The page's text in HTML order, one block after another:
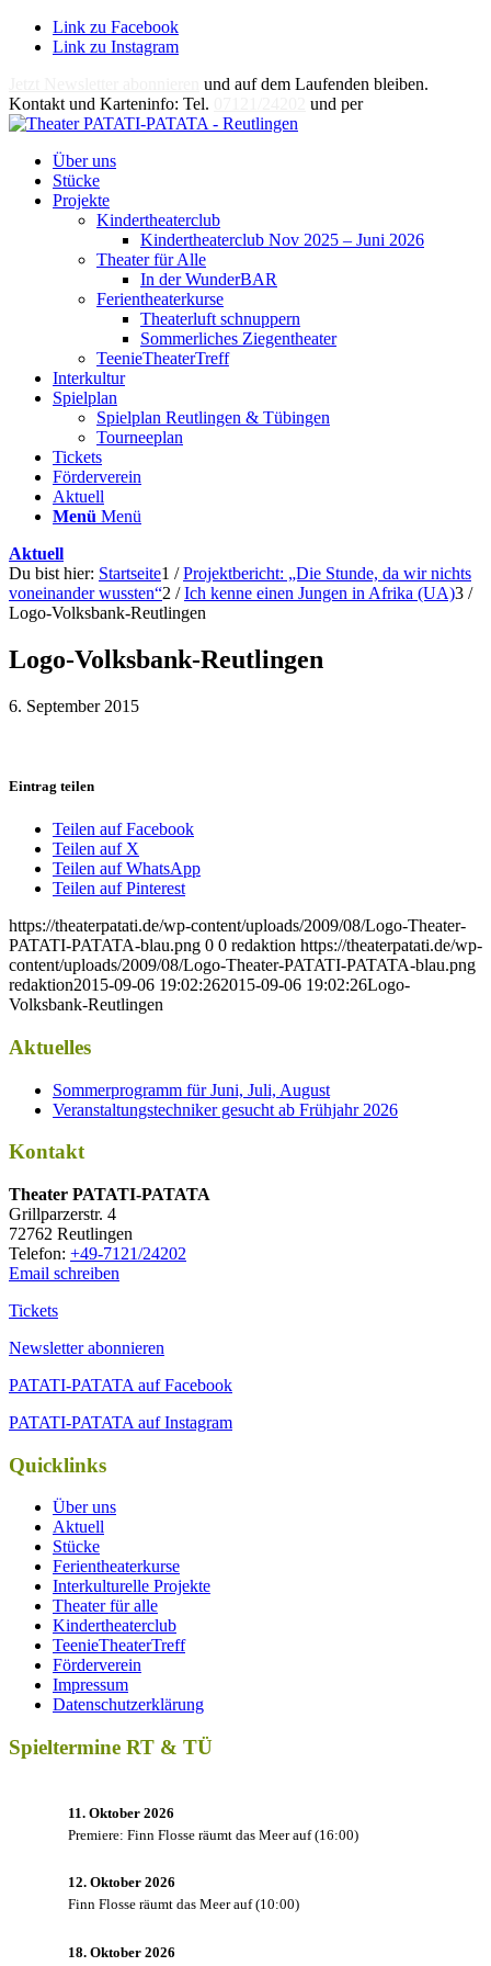
Link zu Facebook
Link zu Instagram
und auf dem Laufenden bleiben.
Kontakt und Karteninfo: Tel.
und per
Über uns
Stücke
Projekte
Kindertheaterclub
Kindertheaterclub Nov 2025 – Juni 2026
Theater für Alle
In der WunderBAR
Ferientheaterkurse
Theaterluft schnuppern
Sommerliches Ziegentheater
TeenieTheaterTreff
Interkultur
Spielplan
Spielplan Reutlingen & Tübingen
Tourneeplan
Tickets
Förderverein
Aktuell
Menü Menü
Aktuell
Du bist hier: Startseite1 / Projektbericht: „Die Stunde, da wir nichts
voneinander wussten“2 / Ich kenne einen Jungen in Afrika (UA)3 /
Logo-Volksbank-Reutlingen
Logo-Volksbank-Reutlingen
6. September 2015
Eintrag teilen
Teilen auf Facebook
Teilen auf X
Teilen auf WhatsApp
Teilen auf Pinterest
https://theaterpatati.de/wp-content/uploads/2009/08/Logo-Theater-
PATATI-PATATA-blau.png 0 0 redaktion https://theaterpatati.de/wp-
content/uploads/2009/08/Logo-Theater-PATATI-PATATA-blau.png
redaktion2015-09-06 19:02:262015-09-06 19:02:26Logo-
Volksbank-Reutlingen
Aktuelles
Sommerprogramm für Juni, Juli, August
Veranstaltungstechniker gesucht ab Frühjahr 2026
Kontakt
Thea­ter PATATI-PATATA
Grill­par­zer­str. 4
72762 Reutlingen
Tele­fon: +49-7121/24202
Email schreiben
Tickets
Newsletter abonnieren
PATATI-PATATA auf Facebook
PATATI-PATATA auf Instagram
Quicklinks
Über uns
Aktuell
Stücke
Ferientheaterkurse
Interkulturelle Projekte
Theater für alle
Kindertheaterclub
TeenieTheaterTreff
Förderverein
Impressum
Datenschutzerklärung
Spieltermine RT & TÜ
11. Oktober 2026
Premiere: Finn Flosse räumt das Meer auf(16:00)
12. Oktober 2026
Finn Flosse räumt das Meer auf(10:00)
18. Oktober 2026